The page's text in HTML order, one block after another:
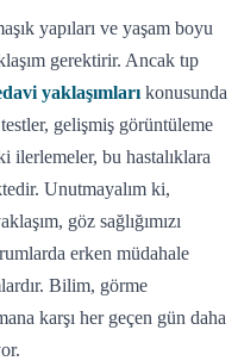
yapıları ve yaşam boyu
gerektirir. Ancak tıp
yaklaşımları konusunda
gelişmiş görüntüleme
bu hastalıklara
Unutmayalım ki,
göz sağlığımızı
erken müdahale
Bilim, görme
karşı her geçen gün daha